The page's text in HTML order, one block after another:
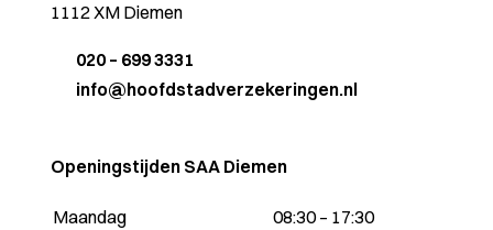
1112 XM Diemen
020 – 699 3331
info@hoofdstadverzekeringen.nl
Openingstijden SAA Diemen
Maandag
08:30 – 17:30